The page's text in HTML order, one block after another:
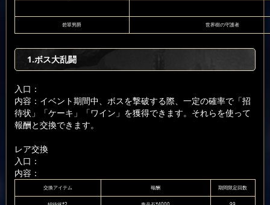
碧翠男爵 世界樹の守護者
1.ボス大乱闘
入口：
内容：イベント期間中、ボスを撃破する際、一定の確率で「招
待状」「ケーキ」「ワイン」を獲得できます。それらを使って
報酬と交換できます。
レア交換
入口：
内容：
交換アイテム 報酬 期間限定回数